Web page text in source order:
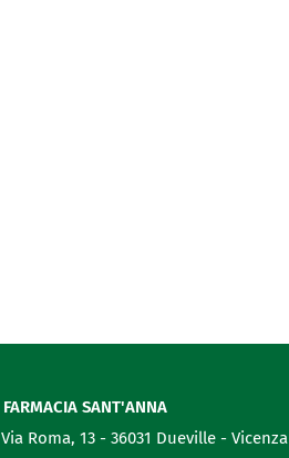
FARMACIA SANT'ANNA
Via Roma, 13 - 36031 Dueville - Vicenza